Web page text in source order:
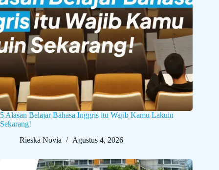
5 Alasan Belajar Bahasa Inggris itu Wajib Kamu Lakuin
Sekarang!
Rieska Novia
Agustus 4, 2026